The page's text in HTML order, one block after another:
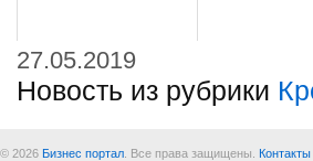
27.05.2019
Новость из рубрики
© 2026 Бизнес портал . Все права защищены. Контакты